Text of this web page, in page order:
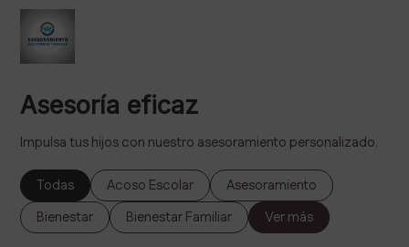
Asesoría eficaz
Impulsa tus hijos con nuestro asesoramiento personalizado.
Todas Acoso Escolar
Asesoramiento
Bienestar
Bienestar Familiar Ver más